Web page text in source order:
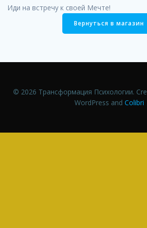
Иди на встречу к своей Мечте!
Вернуться в магазин
© 2026 Трансформация Психологии.
WordPress and Colibri